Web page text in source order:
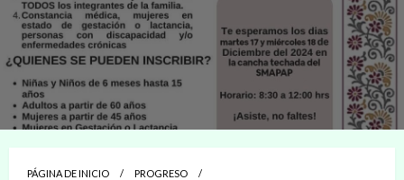
PÁGINA DE INICIO
PROGRESO